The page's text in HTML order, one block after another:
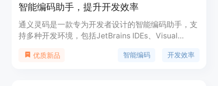
智能编码助手，提升开发效率
通义灵码是一款专为开发者设计的智能编码助手，支
持多种开发环境，包括JetBrains IDEs、Visual
AI技术，帮助开发者快速完成编码任务，提高编码效
优质新品 智能编码 开发效率